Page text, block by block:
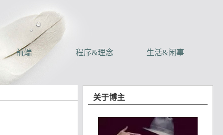
前端 程序&理念 生活&闲事
关于博主